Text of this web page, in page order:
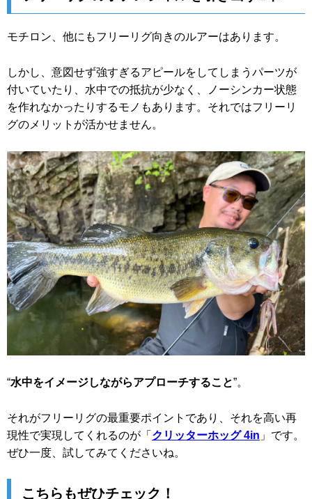
モチロン、他にもフリーリグ向きのルアーはあります。
しかし、意図せず強すぎるアピールをしてしまうパーツが
付いていたり、水中での抵抗が少なく、ノーシンカー状態
を作れなかったりするモノもあります。それではフリーリ
グのメリットが活かせません。
“水中をイメージしながらアプローチすること”。
それがフリーリグの最重要ポイントであり、それを高い再
現性で実現してくれるのが「 クリッターホッグ 4in 」です。
ぜひ一度、試してみてくださいね。
こちらもぜひチェック！